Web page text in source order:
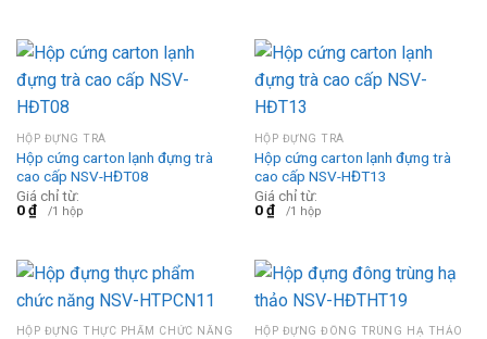
HỘP ĐỰNG TRÀ
Hộp cứng carton lạnh đựng trà
cao cấp NSV-HĐT08
Giá chỉ từ:
0₫ /1 hộp
HỘP ĐỰNG TRÀ
Hộp cứng carton lạnh đựng trà
cao cấp NSV-HĐT13
Giá chỉ từ:
0₫ /1 hộp
HỘP ĐỰNG THỰC PHẨM CHỨC NĂNG HỘP ĐỰNG ĐÔNG TRÙNG HẠ THẢO